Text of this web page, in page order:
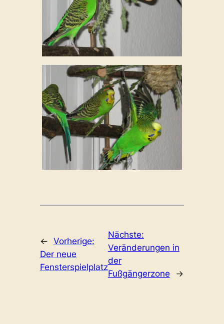
← Vorherige:
Der neue
Fensterspielplatz
Nächste:
Veränderungen in
der
Fußgängerzone
→